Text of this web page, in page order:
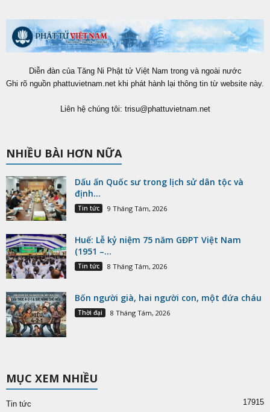
Diễn đàn của Tăng Ni Phật tử Việt Nam trong và ngoài nước
Ghi rõ nguồn phattuvietnam.net khi phát hành lại thông tin từ website này.
Liên hệ chúng tôi: trisu@phattuvietnam.net
NHIỀU BÀI HƠN NỮA
Dấu ấn Quốc sư trong lịch sử dân tộc và
định...
Tin tức 9 Tháng Tám, 2026
Huế: Lễ kỷ niệm 75 năm GĐPT Việt Nam
(1951 –...
Tin tức 8 Tháng Tám, 2026
Bốn người già, hai người con, một đứa cháu
Thời đại 8 Tháng Tám, 2026
MỤC XEM NHIỀU
Tin tức 17915